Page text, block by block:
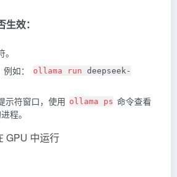
效：
如：
ollama run deepseek-
示符窗口，使用 ollama ps 命令查看
程。